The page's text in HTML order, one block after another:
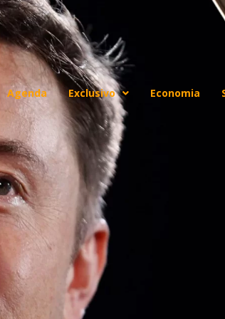
Agenda Exclusivo Economia